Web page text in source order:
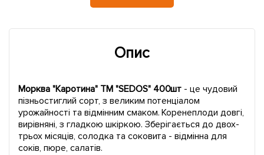
Опис
Морква "Каротина" ТМ "SEDOS" 400шт - це чудовий
пізньостиглий сорт, з великим потенціалом
урожайності та відмінним смаком. Коренеплоди довгі,
вирівняні, з гладкою шкіркою. Зберігається до двох-
трьох місяців, солодка та соковита - відмінна для
соків, пюре, салатів.